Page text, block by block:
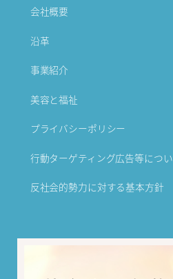
会社概要
沿革
事業紹介
美容と福祉
プライバシーポリシー
行動ターゲティング広告等につ
反社会的勢力に対する基本方針